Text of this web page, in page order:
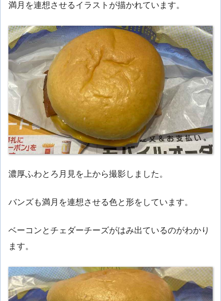
満月を連想させるイラストが描かれています。
濃厚ふわとろ月見を上から撮影しました。
バンズも満月を連想させる色と形をしています。
ベーコンとチェダーチーズがはみ出ているのがわかり
ます。